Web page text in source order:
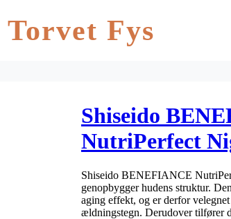
Torvet Fys
Shiseido
NutriPerfect
Shiseido BENEFIANCE
genopbygger hudens struktur.
aging effekt, og er derfor
ældningstegn. Derudover tilfører